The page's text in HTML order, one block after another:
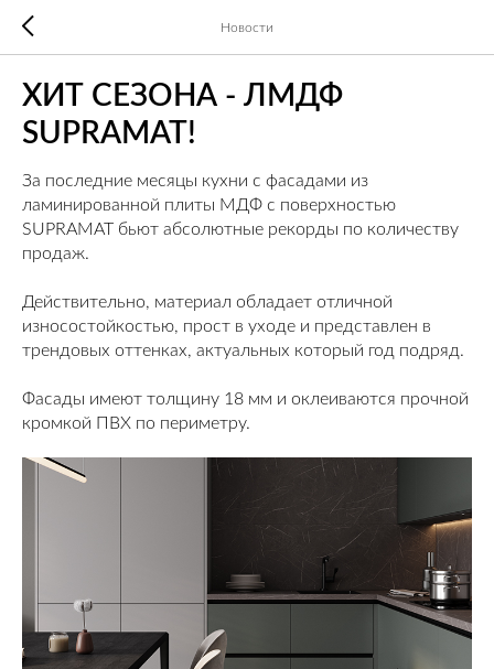
Новости
ХИТ СЕЗОНА - ЛМДФ
SUPRAMAT!
За последние месяцы кухни с фасадами из
ламинированной плиты МДФ с поверхностью
SUPRAMAT бьют абсолютные рекорды по количеству
продаж.
Действительно, материал обладает отличной
износостойкостью, прост в уходе и представлен в
трендовых оттенках, актуальных который год подряд.
Фасады имеют толщину 18 мм и оклеиваются прочной
кромкой ПВХ по периметру.